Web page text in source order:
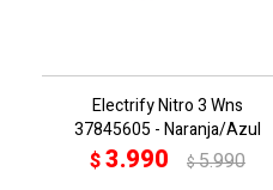
Electrify Nitro 3 Wns
37845605 - Naranja/Azul
$3.990 $5.990